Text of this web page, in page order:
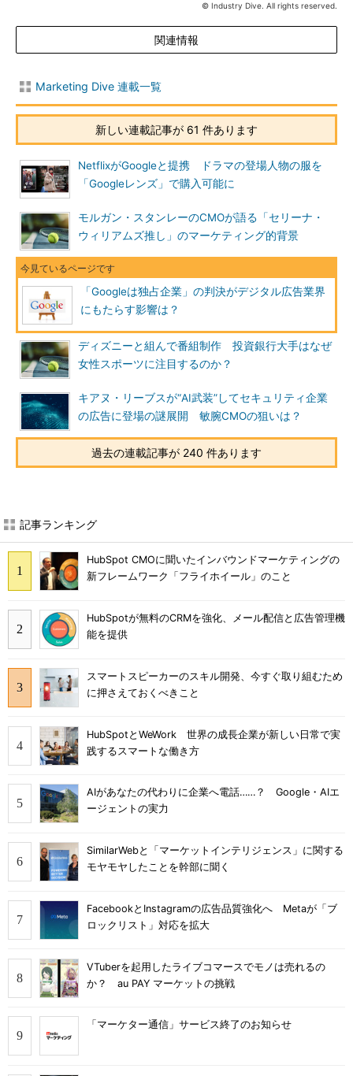
© Industry Dive. All rights reserved.
関連情報
Marketing Dive 連載一覧
新しい連載記事が 61 件あります
NetflixがGoogleと提携 ドラマの登場人物の服を
「Googleレンズ」で購入可能に
モルガン・スタンレーのCMOが語る「セリーナ・
ウィリアムズ推し」のマーケティング的背景
「Googleは独占企業」の判決がデジタル広告業界
にもたらす影響は？
ディズニーと組んで番組制作 投資銀行大手はなぜ
女性スポーツに注目するのか？
キアヌ・リーブスが“AI武装”してセキュリティ企業
の広告に登場の謎展開 敏腕CMOの狙いは？
過去の連載記事が 240 件あります
記事ランキング
HubSpot CMOに聞いたインバウンドマーケティングの
新フレームワーク「フライホイール」のこと
HubSpotが無料のCRMを強化、メール配信と広告管理機
能を提供
スマートスピーカーのスキル開発、今すぐ取り組むため
に押さえておくべきこと
HubSpotとWeWork 世界の成長企業が新しい日常で実
践するスマートな働き方
AIがあなたの代わりに企業へ電話……？ Google・AIエ
ージェントの実力
SimilarWebと「マーケットインテリジェンス」に関する
モヤモヤしたことを幹部に聞く
FacebookとInstagramの広告品質強化へ Metaが「ブ
ロックリスト」対応を拡大
VTuberを起用したライブコマースでモノは売れるの
か？ au PAY マーケットの挑戦
「マーケター通信」サービス終了のお知らせ